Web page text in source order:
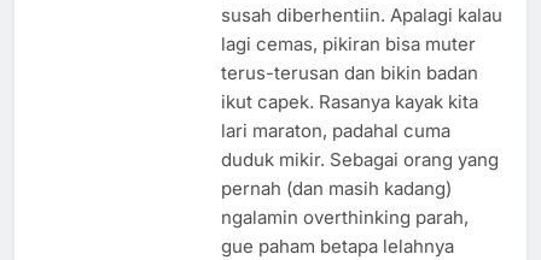
susah diberhentiin. Apalagi kalau
lagi cemas, pikiran bisa muter
terus-terusan dan bikin badan
ikut capek. Rasanya kayak kita
lari maraton, padahal cuma
duduk mikir. Sebagai orang yang
pernah (dan masih kadang)
ngalamin overthinking parah,
gue paham betapa lelahnya